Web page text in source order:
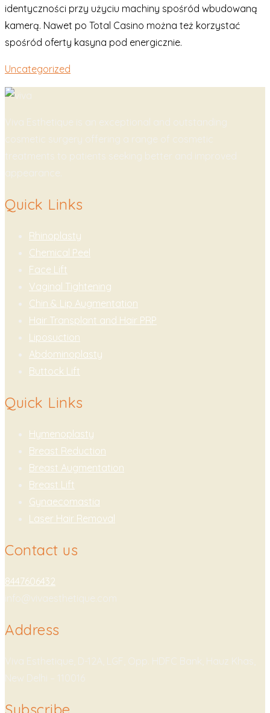
identyczności przy użyciu machiny spośród wbudowaną
kamerą. Nawet po Total Casino można też korzystać
spośród oferty kasyna pod energicznie.
Uncategorized
Viva Esthetique is an exceptional and outstanding
cosmetic surgery offering a range of cosmetic
treatments to patients seeking better and improved
appearance.
Quick Links
Rhinoplasty
Chemical Peel
Face Lift
Vaginal Tightening
Chin & Lip Augmentation
Hair Transplant and Hair PRP
Liposuction
Abdominoplasty
Buttock Lift
Quick Links
Hymenoplasty
Breast Reduction
Breast Augmentation
Breast Lift
Gynaecomastia
Laser Hair Removal
Contact us
8447606432
info@vivaesthetique.com
Address
Viva Esthetique, D-12A, LGF, Opp. HDFC Bank, Hauz Khas,
New Delhi – 110016
Subscribe